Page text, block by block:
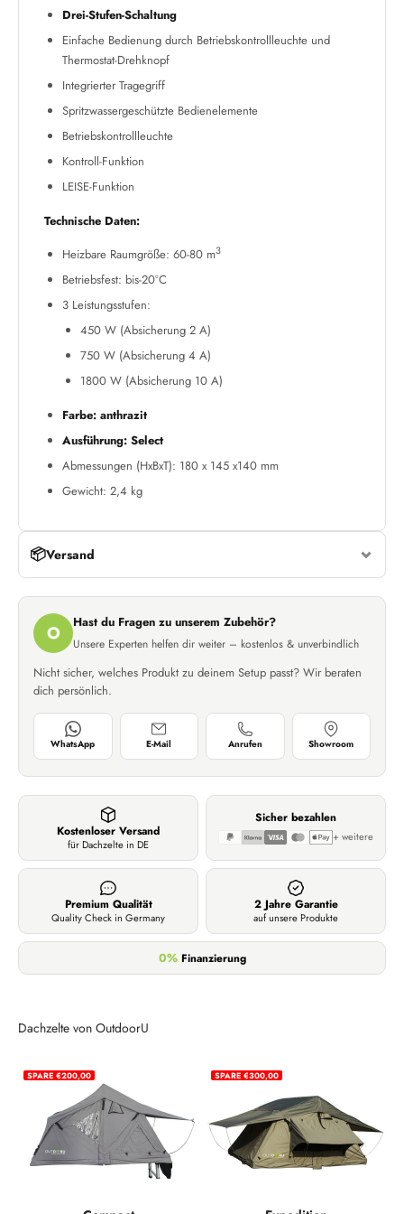
Drei-Stufen-Schaltung
Einfache Bedienung durch Betriebskontrollleuchte und
Thermostat-Drehknopf
Integrierter Tragegriff
Spritzwassergeschützte Bedienelemente
Betriebskontrollleuchte
Kontroll-Funktion
LEISE-Funktion
Technische Daten:
Heizbare Raumgröße: 60-80 m3
Betriebsfest: bis-20°C
3 Leistungsstufen:
450 W (Absicherung 2 A)
750 W (Absicherung 4 A)
1800 W (Absicherung 10 A)
Farbe: anthrazit
Ausführung: Select
Abmessungen (HxBxT): 180 x 145 x140 mm
Gewicht: 2,4 kg
📦Versand
O Hast du Fragen zu unserem Zubehör?
Unsere Experten helfen dir weiter – kostenlos & unverbindlich
Nicht sicher, welches Produkt zu deinem Setup passt? Wir beraten
dich persönlich.
WhatsApp E-Mail Anrufen Showroom
Kostenloser Versand
für Dachzelte in DE
Sicher bezahlen
+ weitere
Premium Qualität
Quality Check in Germany
2 Jahre Garantie
auf unsere Produkte
0%Finanzierung
Dachzelte von OutdoorU
SPARE €200,00 SPARE €300,00